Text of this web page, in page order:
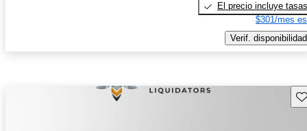
El precio incluye tasas
$301/mes
Verif. disponibilidad